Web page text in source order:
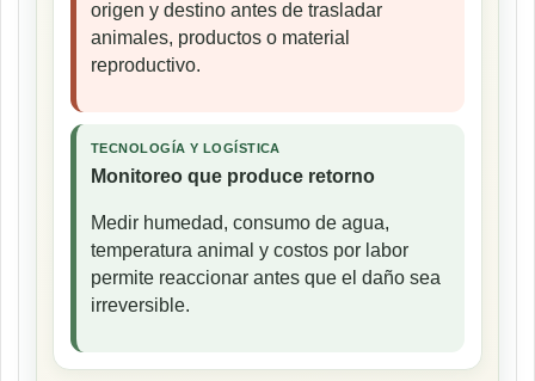
origen y destino antes de trasladar
animales, productos o material
reproductivo.
TECNOLOGÍA Y LOGÍSTICA
Monitoreo que produce retorno
Medir humedad, consumo de agua,
temperatura animal y costos por labor
permite reaccionar antes que el daño sea
irreversible.